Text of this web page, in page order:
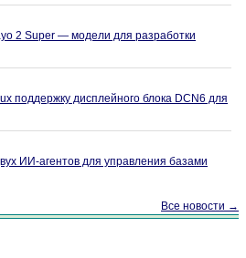
2 Super — модели для разработки
поддержку дисплейного блока DCN6 для
ИИ-агентов для управления базами
Все новости →